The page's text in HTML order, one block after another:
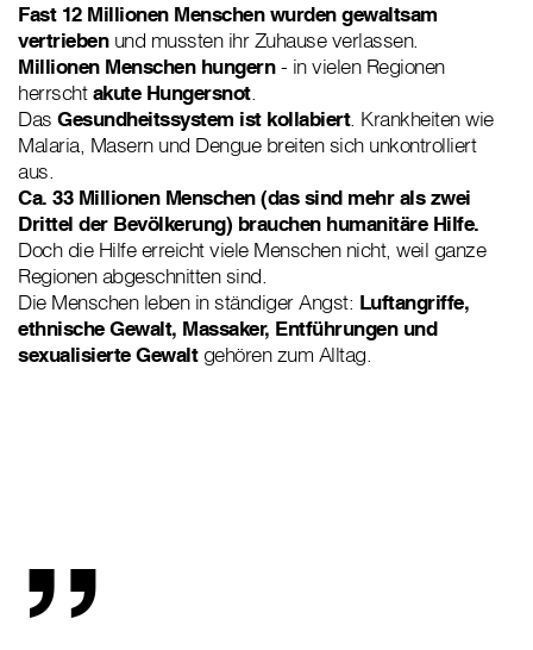
Fast 12 Millionen Menschen wurden gewaltsam
vertrieben und mussten ihr Zuhause verlassen.
Millionen Menschen hungern- in vielen Regionen
herrschtakute Hungersnot.
Das Gesundheitssystem ist kollabiert. Krankheiten wie
Malaria, Masern und Dengue breiten sich unkontrolliert
aus.
Ca. 33 Millionen Menschen (das sind mehr als zwei
Drittel der Bevölkerung) brauchen humanitäre Hilfe.
Doch die Hilfe erreicht viele Menschen nicht, weil ganze
Regionen abgeschnitten sind.
Die Menschen leben in ständiger Angst: Luftangriffe,
ethnische Gewalt, Massaker, Entführungen und
sexualisierte Gewaltgehören zum Alltag.
„